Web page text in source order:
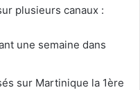
plusieurs canaux :
une semaine dans
sur Martinique la 1ère